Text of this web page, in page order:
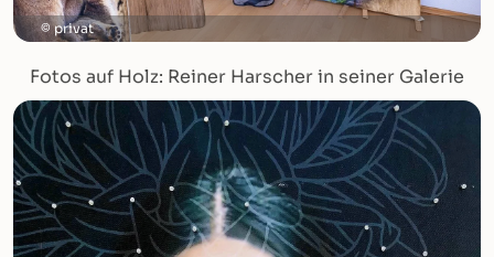
privat
Fotos auf Holz: Reiner Harscher in seiner Galerie